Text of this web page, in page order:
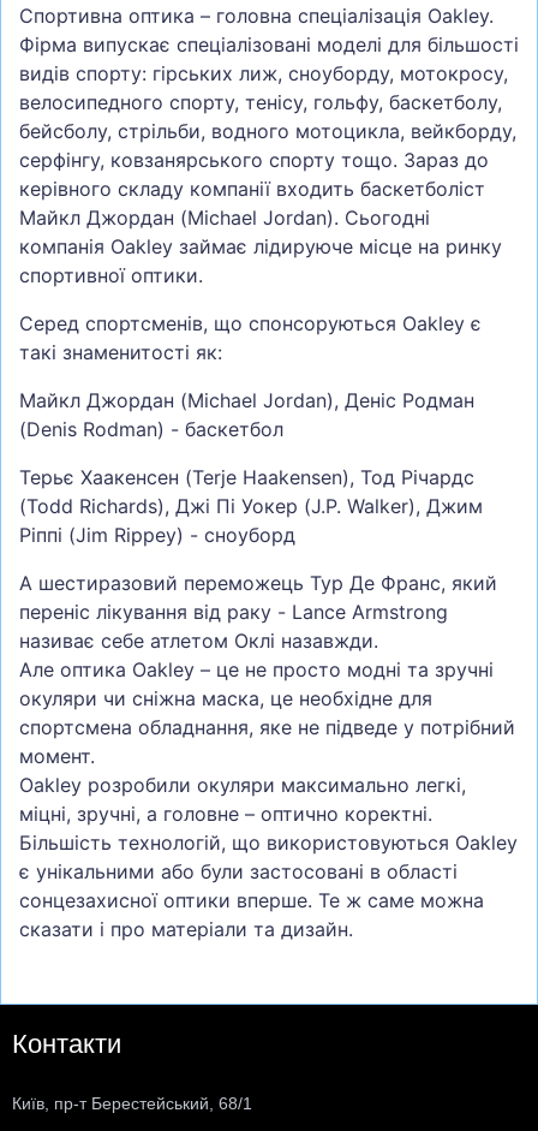
Спортивна оптика – головна спеціалізація Oakley.
Фірма випускає спеціалізовані моделі для більшості
видів спорту: гірських лиж, сноуборду, мотокросу,
велосипедного спорту, тенісу, гольфу, баскетболу,
бейсболу, стрільби, водного мотоцикла, вейкборду,
серфінгу, ковзанярського спорту тощо. Зараз до
керівного складу компанії входить баскетболіст
Майкл Джордан (Michael Jordan). Сьогодні
компанія Oakley займає лідируюче місце на ринку
спортивної оптики.
Серед спортсменів, що спонсоруються Oakley є
такі знаменитості як:
Майкл Джордан (Michael Jordan), Деніс Родман
(Denis Rodman) - баскетбол
Терьє Хаакенсен (Terje Haakensen), Тод Річардс
(Todd Richards), Джі Пі Уокер (J.P. Walker), Джим
Ріппі (Jim Rippey) - сноуборд
А шестиразовий переможець Тур Де Франс, який
переніс лікування від раку - Lance Armstrong
називає себе атлетом Оклі назавжди.
Але оптика Oakley – це не просто модні та зручні
окуляри чи сніжна маска, це необхідне для
спортсмена обладнання, яке не підведе у потрібний
момент.
Oakley розробили окуляри максимально легкі,
міцні, зручні, а головне – оптично коректні.
Більшість технологій, що використовуються Oakley
є унікальними або були застосовані в області
сонцезахисної оптики вперше. Те ж саме можна
сказати і про матеріали та дизайн.
Контакти
Київ, пр-т Берестейський, 68/1